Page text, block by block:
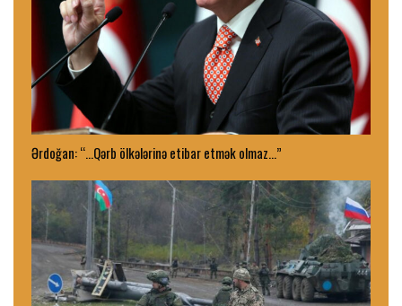
Ərdoğan: “…Qərb ölkələrinə etibar etmək olmaz…”